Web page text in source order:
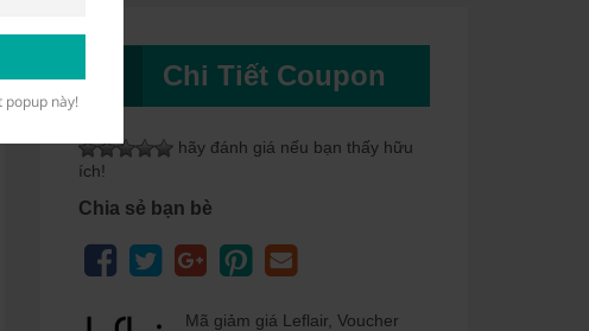
Chi Tiết Coupon
hãy đánh giá nếu bạn thấy hữu
ích!
Chia sẻ bạn bè
Mã giảm giá Leflair, Voucher
popup này!